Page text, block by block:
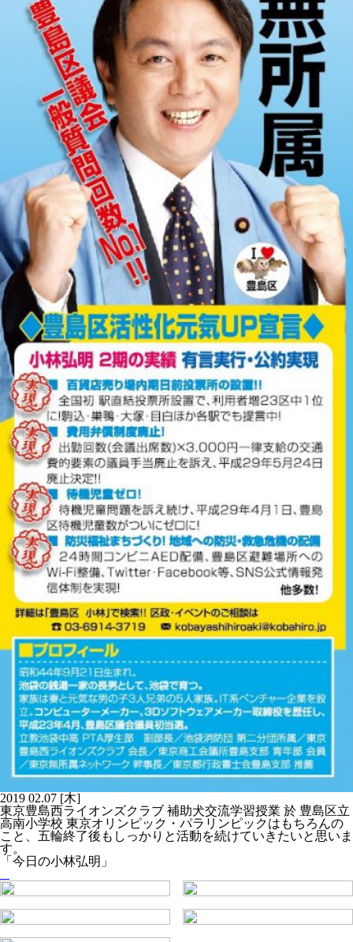
2019 02.07 [木]
東京豊島西ライオンズクラブ 補助犬交流学習授業 於 豊島区立
高南小学校 東京オリンピック・パラリンピックはもちろんの
こと、五輪終了後もしっかりと活動を続けていきたいと思いま
す。
「今日の小林弘明」